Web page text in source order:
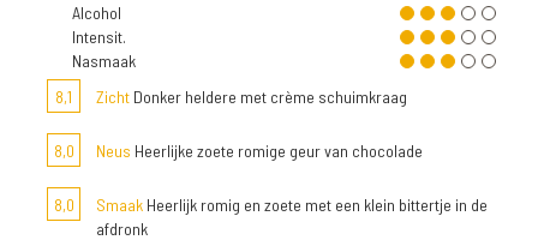
Alcohol
Intensit.
Nasmaak
8,1
Zicht Donker heldere met crème schuimkraag
8,0 Neus Heerlijke zoete romige geur van chocolade
8,0 Smaak Heerlijk romig en zoete met een klein bittertje in de
afdronk